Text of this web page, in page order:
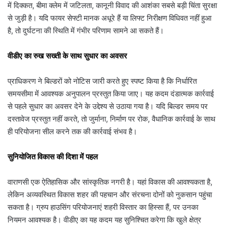
में दिक्कत, बीमा क्लेम में जटिलता, कानूनी विवाद की आशंका सबसे बड़ी चिंता सुरक्षा
से जुड़ी है। यदि फायर सेफ्टी मानक अधूरे हैं या लिफ्ट निरीक्षण विधिवत नहीं हुआ
है, तो दुर्घटना की स्थिति में गंभीर परिणाम सामने आ सकते हैं।
वीडीए का रुख सख्ती के साथ सुधार का अवसर
प्राधिकरण ने बिल्डरों को नोटिस जारी करते हुए स्पष्ट किया है कि निर्धारित
समयसीमा में आवश्यक अनुपालन प्रस्तुत किया जाए। यह कदम दंडात्मक कार्रवाई
से पहले सुधार का अवसर देने के उद्देश्य से उठाया गया है। यदि बिल्डर समय पर
दस्तावेज प्रस्तुत नहीं करते, तो जुर्माना, निर्माण पर रोक, वैधानिक कार्रवाई के साथ
ही परियोजना सील करने तक की कार्रवाई संभव है।
सुनियोजित विकास की दिशा में पहल
वाराणसी एक ऐतिहासिक और सांस्कृतिक नगरी है। यहां विकास की आवश्यकता है,
लेकिन अव्यवस्थित विकास शहर की पहचान और संरचना दोनों को नुकसान पहुंचा
सकता है। ग्रुप हाउसिंग परियोजनाएं शहरी विस्तार का हिस्सा हैं, पर उनका
नियमन आवश्यक है। वीडीए का यह कदम यह सुनिश्चित करेगा कि खुले क्षेत्र